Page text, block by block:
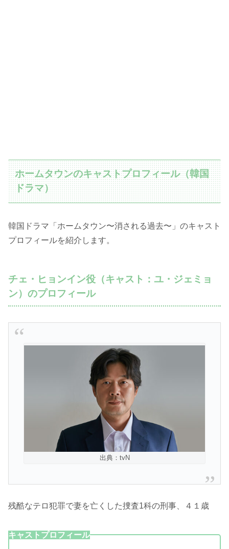
ホームタウンのキャストプロフィール（韓国
ドラマ）
韓国ドラマ「ホームタウン〜消される過去〜」のキャスト
プロフィールを紹介します。
チェ・ヒョンイン役（キャスト：ユ・ジェミョ
ン）のプロフィール
出典：tvN
残酷なテロ犯罪で妻を亡くした捜査1科の刑事、４１歳
キャストプロフィール